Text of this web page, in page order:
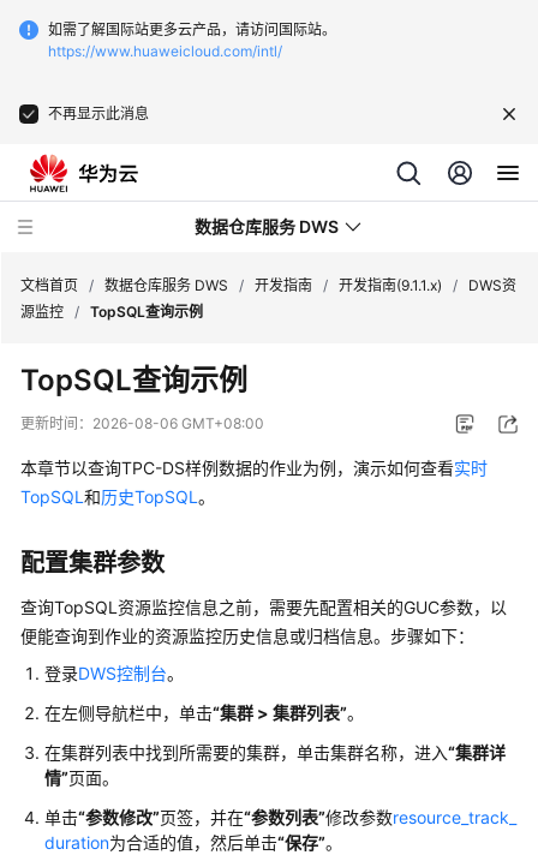
如需了解国际站更多云产品，请访问国际站。
https://www.huaweicloud.com/intl/
不再显示此消息
数据仓库服务 DWS
新
动
服
公
告
产
介
绍
计
费
说
明
文档首页 / 数据仓库服务 DWS / 开发指南 / 开发指南(9.1.1.x) /
DWS资
源监控 / TopSQL查询示例
TopSQL查询示例
更新时间： 2026-08-06 GMT+08:00
本章节以查询TPC-DS样例数据的作业为例，演示如何查看实时
TopSQL 和历史TopSQL 。
配置集群参数
查询TopSQL资源监控信息之前，需要先配置相关的GUC参数，以
便能查询到作业的资源监控历史信息或归档信息。步骤如下：
登录DWS控制台。
在左侧导航栏中，单击“集群 > 集群列表”。
在集群列表中找到所需要的集群，单击集群名称，进入“集群详
情”页面。
单击“参数修改”页签，并在“参数列表”修改参数resource_track_
duration为合适的值，然后单击“保存”。